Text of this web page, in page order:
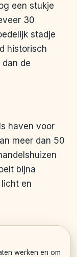
een stukje
30
stadje
historisch
de
haven voor
meer dan 50
bijna
en
zee, vaak
werken en om